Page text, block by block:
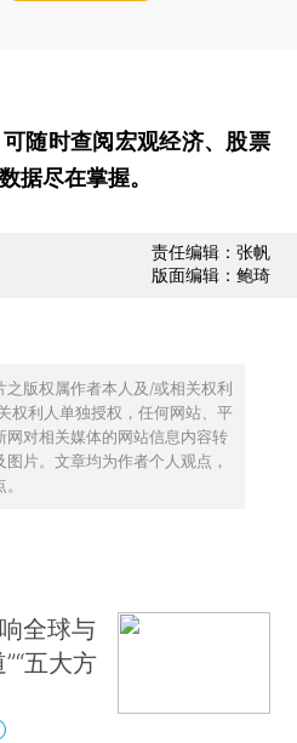
可随时查阅宏观经济、股票
据尽在掌握。
责任编辑：张帆
版面编辑：鲍琦
版权属作者本人及/或相关权利
权利人单独授权，任何网站、平
对相关媒体的网站信息内容转
片。文章均为作者个人观点，
全球与
五大方